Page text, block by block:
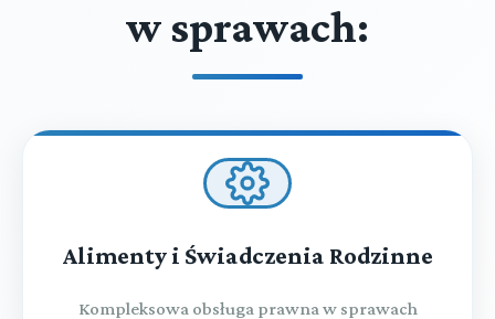
w sprawach:
Alimenty i Świadczenia Rodzinne
Kompleksowa obsługa prawna w sprawach